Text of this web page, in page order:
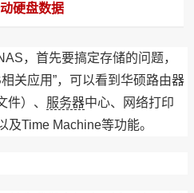
硬盘数据
，首先要搞定存储的问题，
关应用”，可以看到华硕路由器
）、 服务器中心、网络打印
Time Machine等功能。